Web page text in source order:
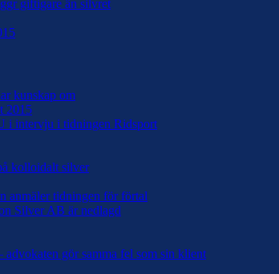
giftigare än silvret
kunskap om
2015
i intervju i tidningen Ridsport
kolloidalt silver
anmäler tidningen för förtal
Silver AB är nedlagd
gör samma fel som sin klient